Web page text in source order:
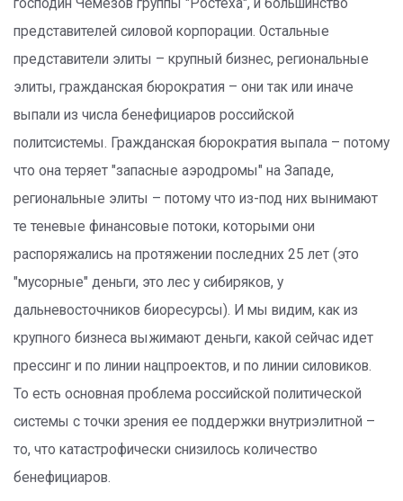
представителей силовой корпорации. Остальные
представители элиты – крупный бизнес, региональные
элиты, гражданская бюрократия – они так или иначе
выпали из числа бенефициаров российской
политсистемы. Гражданская бюрократия выпала – потому
что она теряет "запасные аэродромы" на Западе,
региональные элиты – потому что из-под них вынимают
те теневые финансовые потоки, которыми они
распоряжались на протяжении последних 25 лет (это
"мусорные" деньги, это лес у сибиряков, у
дальневосточников биоресурсы). И мы видим, как из
крупного бизнеса выжимают деньги, какой сейчас идет
прессинг и по линии нацпроектов, и по линии силовиков.
То есть основная проблема российской политической
системы с точки зрения ее поддержки внутриэлитной –
то, что катастрофически снизилось количество
бенефициаров.